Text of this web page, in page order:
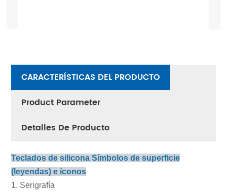
CARACTERÍSTICAS DEL PRODUCTO
Product Parameter
Detalles De Producto
Teclados de silicona Símbolos de superficie
(leyendas) e íconos
1. Serigrafía